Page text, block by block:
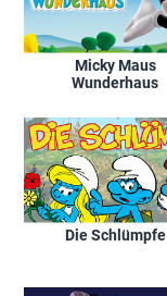
Micky Maus
Wunderhaus
Die Schlümpfe